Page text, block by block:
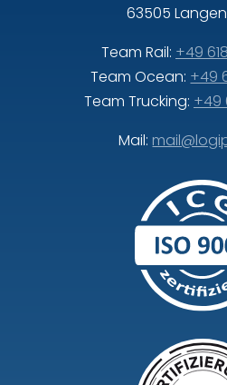
63505
Team Rail: +49
Team Ocean: +49
Team Trucking: +49
Mail: